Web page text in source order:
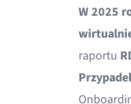
W 2025
raportu